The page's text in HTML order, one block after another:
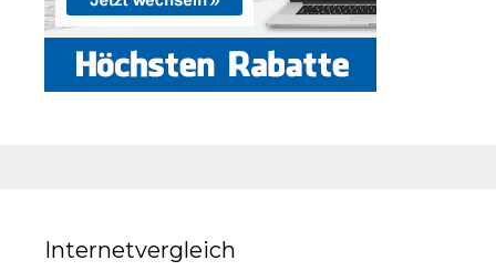
Internetvergleich